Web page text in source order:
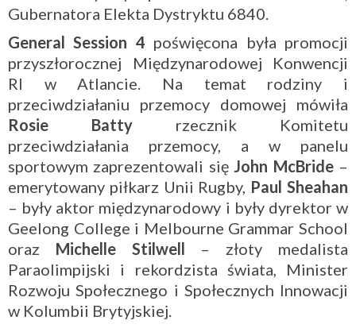
Gubernatora Elekta Dystryktu 6840.
General Session 4 poświęcona była promocji
przyszłorocznej Międzynarodowej Konwencji
RI w Atlancie. Na temat rodziny i
przeciwdziałaniu przemocy domowej mówiła
Rosie Batty rzecznik Komitetu
przeciwdziałania przemocy, a w panelu
sportowym zaprezentowali się John McBride–
emerytowany piłkarz Unii Rugby, Paul Sheahan
– były aktor międzynarodowy i były dyrektor w
Geelong College i Melbourne Grammar School
oraz Michelle Stilwell – złoty medalista
Paraolimpijski i rekordzista świata, Minister
Rozwoju Społecznego i Społecznych Innowacji
w Kolumbii Brytyjskiej.